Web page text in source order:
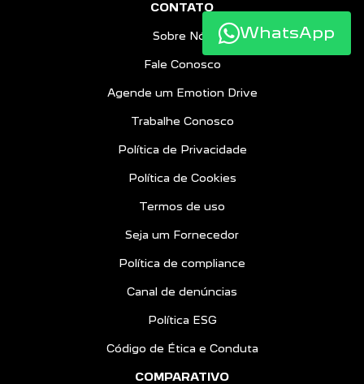
CONTATO
Sobre Nós
Fale Conosco
Agende um Emotion Drive
Trabalhe Conosco
Política de Privacidade
Política de Cookies
Termos de uso
Seja um Fornecedor
Política de compliance
Canal de denúncias
Política ESG
Código de Ética e Conduta
COMPARATIVO
WhatsApp